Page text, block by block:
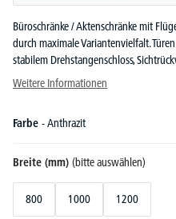
Büroschränke / Aktenschränke mit
durch maximale Variantenvielfalt.
stabilem Drehstangenschloss,
Weitere Informationen
Farbe - Anthrazit
Breite (mm) (bitte auswählen)
800 1000 1200